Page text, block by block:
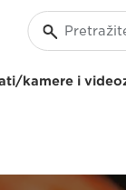
kamere i